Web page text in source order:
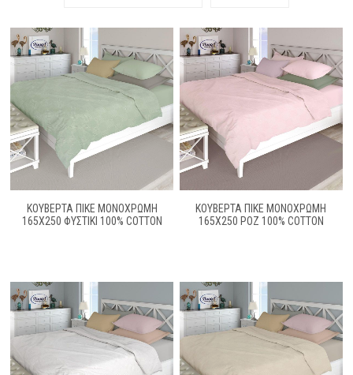
ΚΟΥΒΈΡΤΑ ΠΙΚΈ ΜΟΝΌΧΡΩΜΗ
165X250 ΦΥΣΤΙΚΊ 100% COTTON
ΚΟΥΒΈΡΤΑ ΠΙΚΈ ΜΟΝΌΧΡΩΜΗ
165X250 ΡΟΖ 100% COTTON